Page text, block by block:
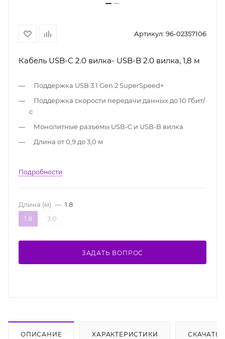
Артикул: 96-02357106
Кабель USB-C 2.0 вилка- USB-B 2.0 вилка, 1,8 м
Поддержка USB 3.1 Gen 2 SuperSpeed+
Поддержка скорости передачи данных до 10 Гбит/
с
Монолитные разъемы USB-C и USB-B вилка
Длина от 0,9 до 3,0 м
Подробности
Длина (м) — 1.8
1.8
3.0
ЗАДАТЬ ВОПРОС
ОПИСАНИЕ ХАРАКТЕРИСТИКИ СКАЧАТЬ